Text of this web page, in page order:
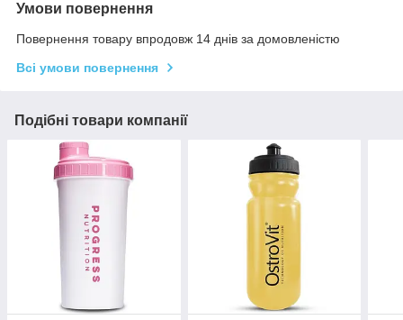
Умови повернення
Повернення товару впродовж 14 днів за домовленістю
Всі умови повернення
Подібні товари компанії